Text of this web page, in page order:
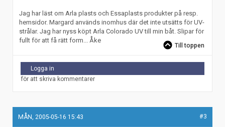
Jag har läst om Arla plasts och Essaplasts produkter på resp.
hemsidor. Margard används inomhus där det inte utsätts för UV-
strålar. Jag har nyss köpt Arla Colorado UV till min båt. Slipar för
fullt för att få rätt form... Åke
Till toppen
Logga in
för att skriva kommentarer
MÅN, 2005-05-16 15:43 #3